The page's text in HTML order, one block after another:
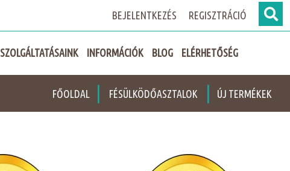
BEJELENTKEZÉS REGISZTRÁCIÓ
SZOLGÁLTATÁSAINK INFORMÁCIÓK BLOG ELÉRHETŐSÉG
FŐOLDAL | FÉSÜLKÖDŐASZTALOK | ÚJ TERMÉKEK